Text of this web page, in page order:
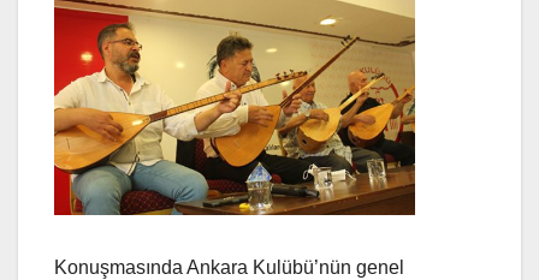
Konuşmasında Ankara Kulübü’nün genel